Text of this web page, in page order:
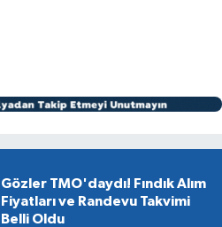
Gözler TMO'daydı! Fındık Alım
Fiyatları ve Randevu Takvimi
Belli Oldu